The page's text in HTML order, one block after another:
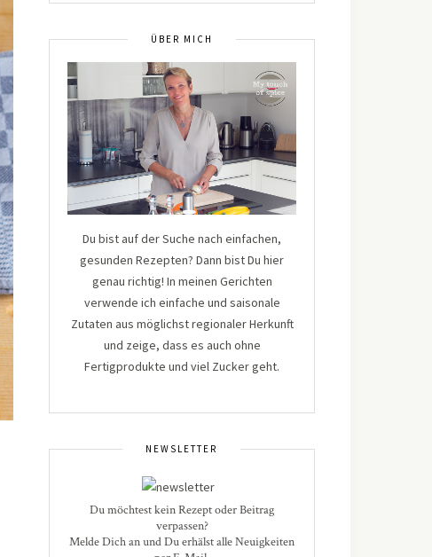
ÜBER MICH
Du bist auf der Suche nach einfachen,
gesunden Rezepten? Dann bist Du hier
genau richtig! In meinen Gerichten
verwende ich einfache und saisonale
Zutaten aus möglichst regionaler Herkunft
und zeige, dass es auch ohne
Fertigprodukte und viel Zucker geht.
NEWSLETTER
Du möchtest kein Rezept oder Beitrag
verpassen?
Melde Dich an und Du erhälst alle Neuigkeiten